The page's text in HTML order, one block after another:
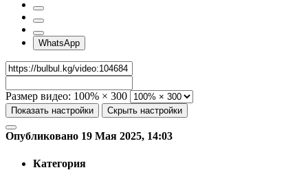
WhatsApp
Размер видео: 100% × 300
Показать настройки Скрыть настройки
Опубликовано 19 Мая 2025, 14:03
Категория